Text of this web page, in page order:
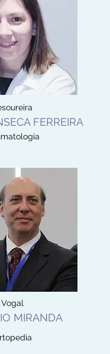
FERREIRA
Vogal
MIRANDA